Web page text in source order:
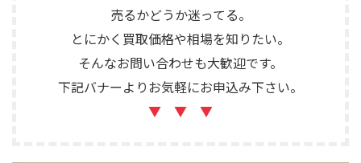
売るかどうか迷ってる。
とにかく買取価格や相場を知りたい。
そんなお問い合わせも大歓迎です。
下記バナーよりお気軽にお申込み下さい。
▼ ▼ ▼